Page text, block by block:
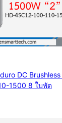
DC
1500 8 ใบพัด